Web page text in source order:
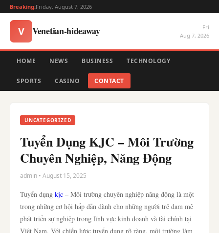
Breaking:Friday, August 7, 2026
V Venetian-hideaway
Fri
Aug 7, 2026
HOME NEWS BUSINESS TECHNOLOGY
SPORTS CASINO CONTACT
UNCATEGORIZED
Tuyển Dụng KJC – Môi Trường
Chuyên Nghiệp, Năng Động
admin • August 15, 2025
Tuyển dụng kjc – Môi trường chuyên nghiệp năng động là một
trong những cơ hội hấp dẫn dành cho những người trẻ đam mê
phát triển sự nghiệp trong lĩnh vực kinh doanh và tài chính tại
Việt Nam. Với chiến lược tuyển dụng rõ ràng, môi trường làm